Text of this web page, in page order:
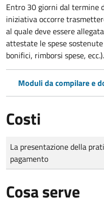
Entro 30 giorni dal termine
iniziativa occorre
al quale deve essere
attestate le spese
bonifici, rimborsi spese, ecc.).
Moduli da compilare e
Costi
Tipo di pagamento
Importo
La presentazione della
pagamento
Cosa serve